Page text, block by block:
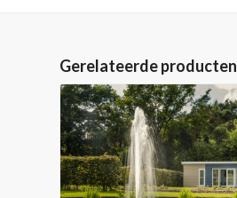
Gerelateerde producten